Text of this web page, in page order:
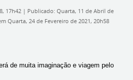
17h42 | Publicado: Quarta, 11 de Abril de
Quarta, 24 de Fevereiro de 2021, 20h58
de muita imaginação e viagem pelo